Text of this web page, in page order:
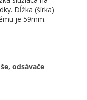
Dĺžka (šírka)
je 59mm.
odsávače